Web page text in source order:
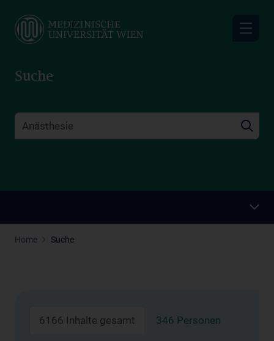
main
Suche
Home Suche
6166 Inhalte gesamt 346 Personen